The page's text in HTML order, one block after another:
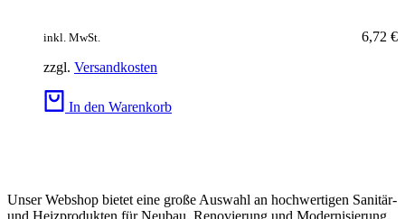
6,72 €
inkl. MwSt.
zzgl. Versandkosten
In den Warenkorb
Unser Webshop bietet eine große Auswahl an hochwertigen Sanitär-